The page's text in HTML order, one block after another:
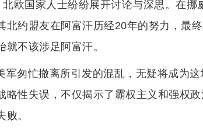
欧国家人士纷纷展开讨论与深思。在挪
北约盟友在阿富汗历经20年的努力，最
不该涉足阿富汗。
军匆忙撤离所引发的混乱，无疑将成为
性失误，不仅揭示了霸权主义和强权政
。